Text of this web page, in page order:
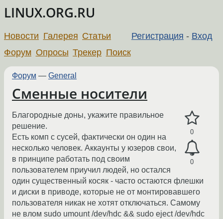
LINUX.ORG.RU
Регистрация - Вход
Новости Галерея Статьи
Форум Опросы Трекер Поиск
Форум — General
Сменные носители
0
0
Благородные доны, укажите правильное
решение.
Есть комп с сусей, фактически он один на
несколько человек. Аккаунты у юзеров свои,
в принципе работать под своим
пользователем приучил людей, но остался
один существенный косяк - часто остаются флешки
и диски в приводе, которые не от монтировавшего
пользователя никак не хотят отключаться. Самому
не влом sudo umount /dev/hdc && sudo eject /dev/hdc